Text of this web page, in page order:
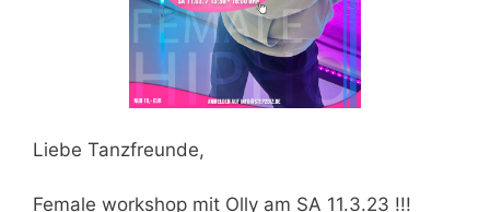
Liebe Tanzfreunde,
Female workshop mit Olly am SA 11.3.23 !!!